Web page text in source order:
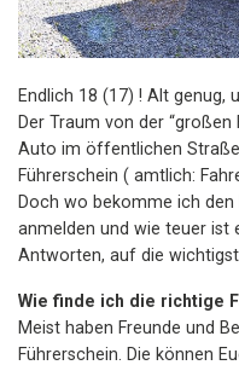
Endlich 18 (17) ! Alt genug,
Der Traum von der “großen
Auto im öffentlichen
Führerschein ( amtlich:
Doch wo bekomme ich
anmelden und wie teuer ist
Antworten, auf die
Wie finde ich die richtige
Meist haben Freunde und
Führerschein. Die können